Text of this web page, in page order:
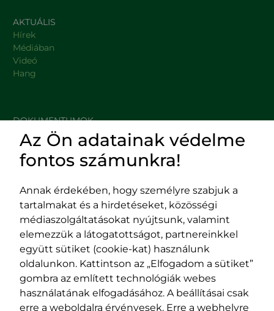
AKTUÁLIS
Hírek
Médiában
Videó
Hang
DOKUMENTUMOK
HASZNOS LINKEK
Impresszum
Adatvédelmi szabályzat
EPP program
400029 Kolozsvár,
Fürdő (Card. Iuliu Hossu) utca, 41.
szám
tel/fax:0723 250 321
email:office@rmdsz.ro
400489 Kolozsvár,
Majális utca, 60.
szám
tel/fax:0264 590 758
email:
Az Ön adatainak védelme
fontos számunkra!
Annak érdekében, hogy személyre szabjuk a
tartalmakat és a hirdetéseket, közösségi
médiaszolgáltatásokat nyújtsunk, valamint
elemezzük a látogatottságot, partnereinkkel
együtt sütiket (cookie-kat) használunk
oldalunkon. Kattintson az „Elfogadom a sütiket”
gombra az említett technológiák webes
használatának elfogadásához. A beállításai csak
erre a weboldalra érvényesek. Erre a webhelyre